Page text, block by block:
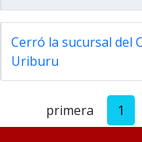
Cerró la sucursal del
Uriburu
primera 1